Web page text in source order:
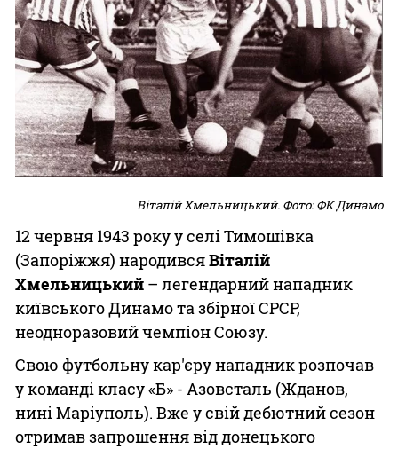
Віталій Хмельницький. Фото: ФК Динамо
12 червня 1943 року у селі Тимошівка
(Запоріжжя) народивсяВіталій
Хмельницький – легендарний нападник
київського Динамо та збірної СРСР,
неодноразовий чемпіон Союзу.
Свою футбольну кар'єру нападник розпочав
у команді класу «Б» - Азовсталь (Жданов,
нині Маріуполь). Вже у свій дебютний сезон
отримав запрошення від донецького